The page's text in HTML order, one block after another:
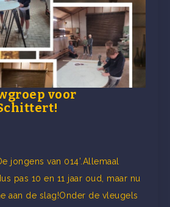
voor
jongens van 014’.Allemaal
pas 10 en 11 jaar oud, maar nu
aan de slag!Onder de vleugels